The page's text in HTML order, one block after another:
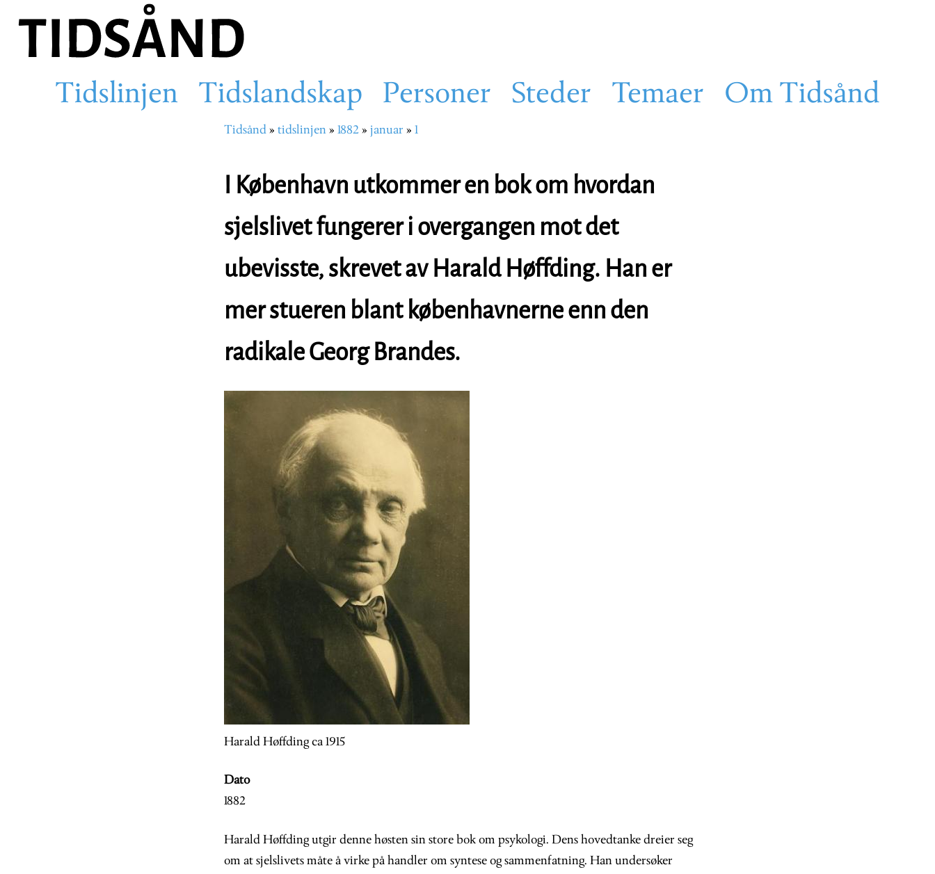
hovedinnhold
Main
Tidslinjen Tidslandskap Personer Steder Temaer Om Tidsånd
Navigasjonssti
Tidsånd tidslinjen 1882 januar 1
I København utkommer en bok om hvordan
sjelslivet fungerer i overgangen mot det
ubevisste, skrevet av Harald Høffding. Han er
mer stueren blant københavnerne enn den
radikale Georg Brandes.
Image
Harald Høffding ca 1915
Dato
1882
Harald Høffding utgir denne høsten sin store bok om psykologi. Dens hovedtanke dreier seg
om at sjelslivets måte å virke på handler om syntese og sammenfatning. Han undersøker